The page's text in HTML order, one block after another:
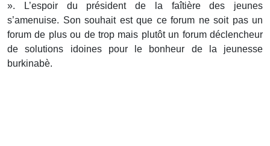
». L’espoir du président de la faîtière des jeunes
s’amenuise. Son souhait est que ce forum ne soit pas un
forum de plus ou de trop mais plutôt un forum déclencheur
de solutions idoines pour le bonheur de la jeunesse
burkinabè.